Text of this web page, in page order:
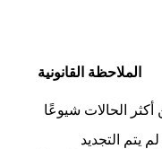
الملاحظة القانونية
أكثر الحالات شيوعًا
لم يتم التجديد